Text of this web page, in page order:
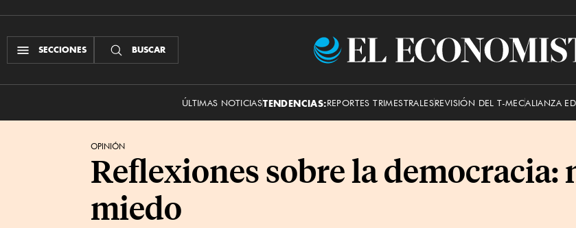
SECCIONES BUSCAR
El
ÚLTIMAS NOTICIASTENDENCIAS:REPORTES TRIMESTRALESREVISIÓN DEL T-MECALIANZA
OPINIÓN
Reflexiones sobre la democracia:
miedo